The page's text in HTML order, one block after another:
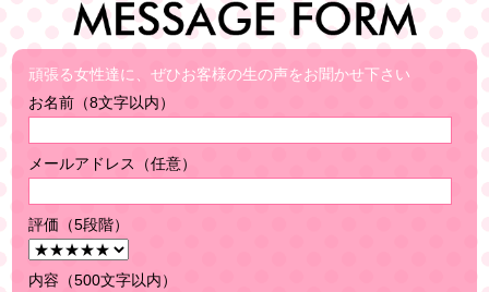
頑張る女性達に、ぜひお客様の生の声をお聞かせ下さい
お名前（8文字以内）
メールアドレス（任意）
評価（5段階）
内容（500文字以内）